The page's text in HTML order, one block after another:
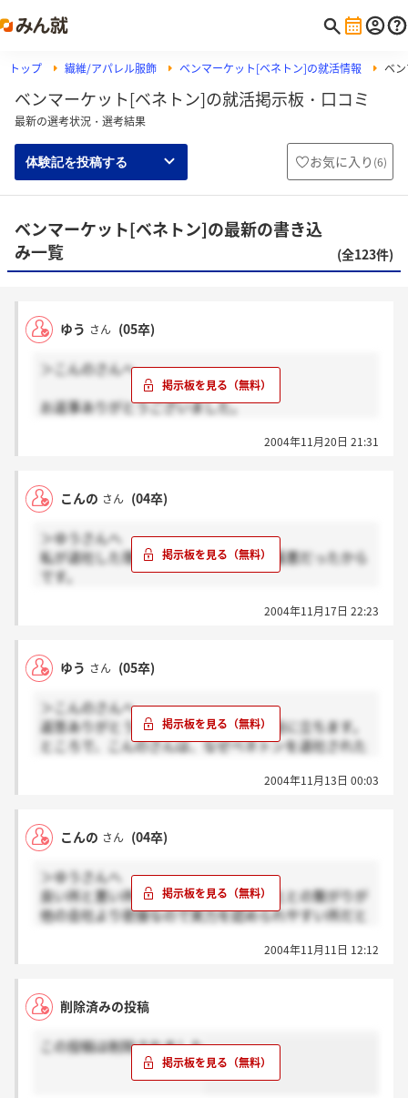
トップ 繊維/アパレル服飾 ベンマーケット[ベネトン]の就活情報 ベ
ベンマーケット[ベネトン]の就活掲示板・口コミ
最新の選考状況・選考結果
体験記を投稿する お気に入り (6)
ベンマーケット[ベネトン]の最新の書き込
み一覧
(全123件)
ゆう さん (05卒)
＞こんのさんへ
お返事ありがとうございました。
先日、面接を受けてきました。面接と言うよりも…個
一方的な感じでした。こんのさんが「事前研修もある
ところとないところがあったりします」とおっしゃっ
しかし、他社と比べると研修はあまりないと言う答え
で、この企業で大丈夫かという風に思いました。
2004年11月20日 21:31
こんの さん (04卒)
＞ゆうさんへ
私が退社した理由は職場の人間関係が最悪だったから
です。
ミスでもひどく罵られたり、接客出来ないように妨害
なので、自分から退社しました。
社風は自由ですね。接客のマニュアルみたいなものは
ありのですが あとは自分のやり方次第って感じで
2004年11月17日 22:23
ゆう さん (05卒)
＞こんのさんへ
返答ありがとうございました。とても役に立ちます。
ところで、こんのさんは、なぜベネトンを退社された
し支えなければ、教えてください。正直ベネトンの社
ジできないので、その辺も教えてください。こんのさ
んがいたお店では、上下関係は厳しかったのですか?
2004年11月13日 00:03
こんの さん (04卒)
＞ゆうさんへ
良い所と悪い所ですか・・・良い所は上との繋がりが
他の会社より密接なので実力を認められやすい所だと
月に何度かその他の上の方もいらっしゃいます。
悪い所は、完全売り上げ主義な所だと思いますね。店
長の質というか性格、経営方針によっても違うと思う
属される店の店長次第だと思います。
後はやはりボーナス有と書かれているのにな実際はな
い、事前研修もあるところとないところがあったりし
2004年11月11日 12:12
削除済みの投稿
この投稿は削除されました